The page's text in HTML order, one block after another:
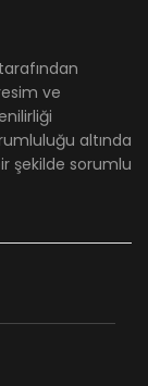
ve
altında
şekilde sorumlu